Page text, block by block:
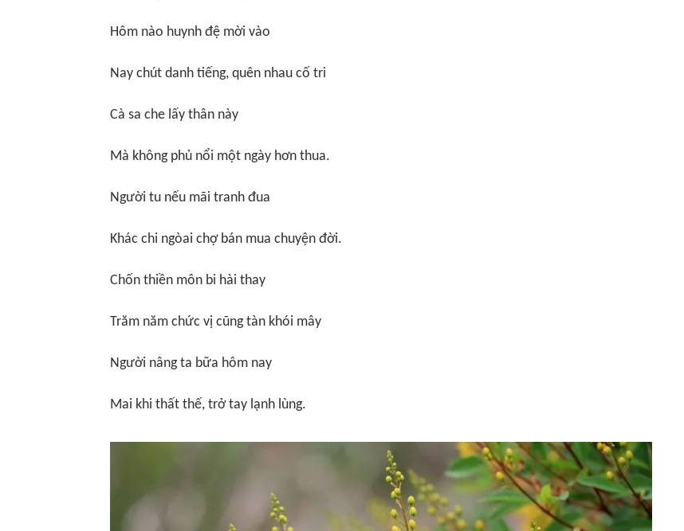
Hôm nào huynh đệ mời vào
Nay chút danh tiếng, quên nhau cố tri
Cà sa che lấy thân này
Mà không phủ nổi một ngày hơn thua.
Người tu nếu mãi tranh đua
Khác chi ngòai chợ bán mua chuyện đời.
Chốn thiền môn bi hài thay
Trăm năm chức vị cũng tàn khói mây
Người nâng ta bữa hôm nay
Mai khi thất thế, trở tay lạnh lùng.